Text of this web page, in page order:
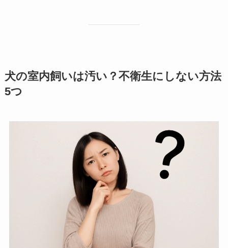
犬の室内飼いは汚い？不衛生にしない方法
5つ